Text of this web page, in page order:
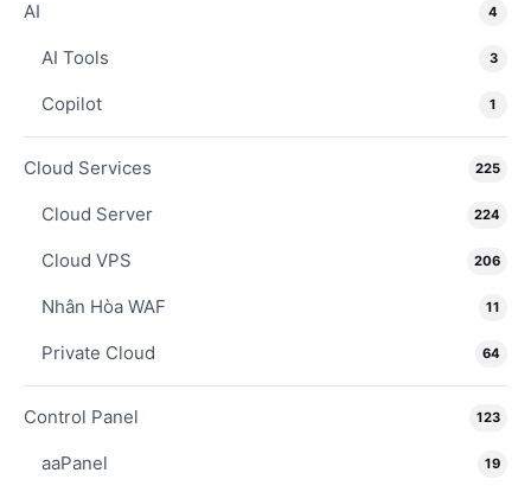
AI 4
AI Tools 3
Copilot 1
Cloud Services 225
Cloud Server 224
Cloud VPS 206
Nhân Hòa WAF 11
Private Cloud 64
Control Panel 123
aaPanel 19